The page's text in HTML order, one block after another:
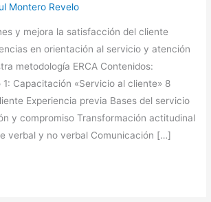
Montero Revelo
y mejora la satisfacción del cliente
en orientación al servicio y atención
metodología ERCA Contenidos:
1: Capacitación «Servicio al cliente» 8
Experiencia previa Bases del servicio
y compromiso Transformación actitudinal
verbal y no verbal Comunicación […]